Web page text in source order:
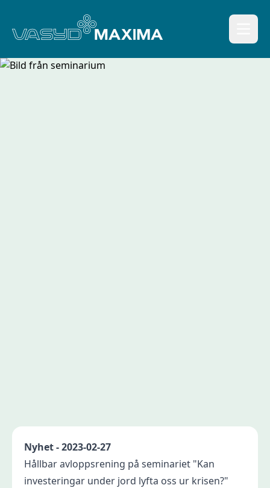
Nyhet - 2023-02-27
Hållbar avloppsrening på seminariet "Kan
investeringar under jord lyfta oss ur krisen?"